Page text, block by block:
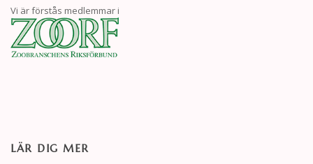
Vi är förstås medlemmar i
LÄR DIG MER